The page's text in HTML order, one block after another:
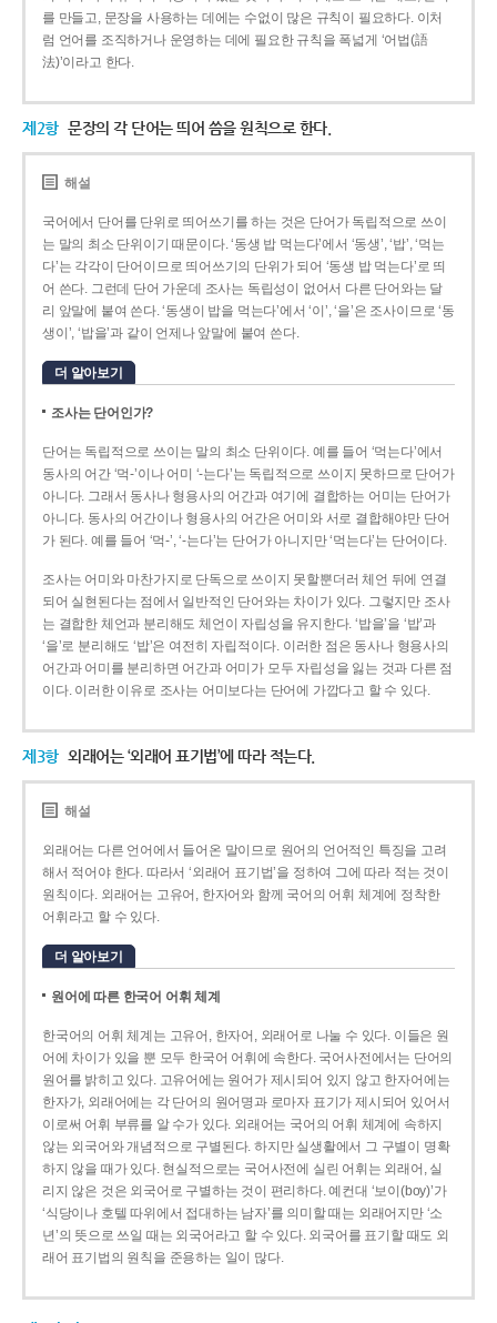
를 만들고, 문장을 사용하는 데에는 수없이 많은 규칙이 필요하다. 이처
럼 언어를 조직하거나 운영하는 데에 필요한 규칙을 폭넓게 ‘어법(語
法)’이라고 한다.
제2항 문장의 각 단어는 띄어 씀을 원칙으로 한다.
해설
국어에서 단어를 단위로 띄어쓰기를 하는 것은 단어가 독립적으로 쓰이
는 말의 최소 단위이기 때문이다. ‘동생 밥 먹는다’에서 ‘동생’, ‘밥’, ‘먹는
다’는 각각이 단어이므로 띄어쓰기의 단위가 되어 ‘동생 밥 먹는다’로 띄
어 쓴다. 그런데 단어 가운데 조사는 독립성이 없어서 다른 단어와는 달
리 앞말에 붙여 쓴다. ‘동생이 밥을 먹는다’에서 ‘이’, ‘을’은 조사이므로 ‘동
생이’, ‘밥을’과 같이 언제나 앞말에 붙여 쓴다.
더 알아보기
조사는 단어인가?
단어는 독립적으로 쓰이는 말의 최소 단위이다. 예를 들어 ‘먹는다’에서
동사의 어간 ‘먹-­’이나 어미 ‘­-는다’는 독립적으로 쓰이지 못하므로 단어가
아니다. 그래서 동사나 형용사의 어간과 여기에 결합하는 어미는 단어가
아니다. 동사의 어간이나 형용사의 어간은 어미와 서로 결합해야만 단어
가 된다. 예를 들어 ‘먹-’, ‘-는다’는 단어가 아니지만 ‘먹는다’는 단어이다.
조사는 어미와 마찬가지로 단독으로 쓰이지 못할뿐더러 체언 뒤에 연결
되어 실현된다는 점에서 일반적인 단어와는 차이가 있다. 그렇지만 조사
는 결합한 체언과 분리해도 체언이 자립성을 유지한다. ‘밥을’을 ‘밥’과
‘을’로 분리해도 ‘밥’은 여전히 자립적이다. 이러한 점은 동사나 형용사의
어간과 어미를 분리하면 어간과 어미가 모두 자립성을 잃는 것과 다른 점
이다. 이러한 이유로 조사는 어미보다는 단어에 가깝다고 할 수 있다.
제3항 외래어는 ‘외래어 표기법’에 따라 적는다.
해설
외래어는 다른 언어에서 들어온 말이므로 원어의 언어적인 특징을 고려
해서 적어야 한다. 따라서 ‘외래어 표기법’을 정하여 그에 따라 적는 것이
원칙이다. 외래어는 고유어, 한자어와 함께 국어의 어휘 체계에 정착한
어휘라고 할 수 있다.
더 알아보기
원어에 따른 한국어 어휘 체계
한국어의 어휘 체계는 고유어, 한자어, 외래어로 나눌 수 있다. 이들은 원
어에 차이가 있을 뿐 모두 한국어 어휘에 속한다. 국어사전에서는 단어의
원어를 밝히고 있다. 고유어에는 원어가 제시되어 있지 않고 한자어에는
한자가, 외래어에는 각 단어의 원어명과 로마자 표기가 제시되어 있어서
이로써 어휘 부류를 알 수가 있다. 외래어는 국어의 어휘 체계에 속하지
않는 외국어와 개념적으로 구별된다. 하지만 실생활에서 그 구별이 명확
하지 않을 때가 있다. 현실적으로는 국어사전에 실린 어휘는 외래어, 실
리지 않은 것은 외국어로 구별하는 것이 편리하다. 예컨대 ‘보이(boy)’가
‘식당이나 호텔 따위에서 접대하는 남자’를 의미할 때는 외래어지만 ‘소
년’의 뜻으로 쓰일 때는 외국어라고 할 수 있다. 외국어를 표기할 때도 외
래어 표기법의 원칙을 준용하는 일이 많다.